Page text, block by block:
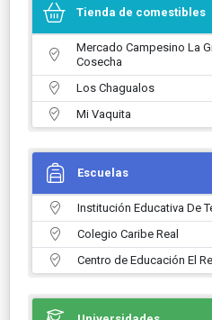
Tienda de comestibles
Mercado Campesino La
Cosecha
Los Chagualos
Mi Vaquita
Escuelas
Institución Educativa De
Colegio Caribe Real
Centro de Educación El